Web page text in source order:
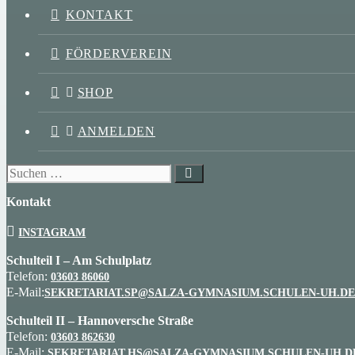
KONTAKT
FÖRDERVEREIN
SHOP
ANMELDEN
Suchen
nach:
Kontakt
INSTAGRAM
Schulteil I – Am Schulplatz
Telefon: 03603 86060
E-Mail:SEKRETARIAT.SP@SALZA-GYMNASIUM.SCHULEN-UH.DE
Schulteil II – Hannoversche Straße
Telefon: 03603 862630
E-Mail: